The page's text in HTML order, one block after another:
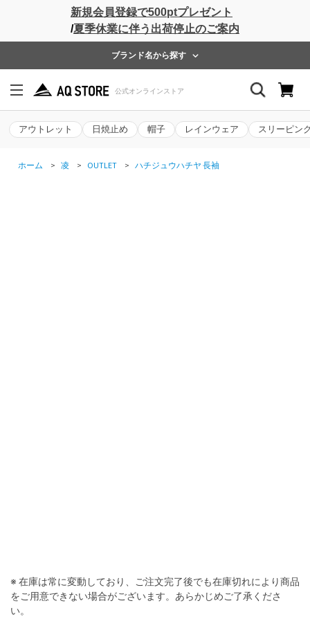
新規会員登録で500ptプレゼント
/夏季休業に伴う出荷停止のご案内
ブランド名から探す
アウトレット 日焼止め 帽子 レインウェア スリーピン
ホーム > 凌 > OUTLET > ハチジュウハチヤ 長袖
※ 在庫は常に変動しており、ご注文完了後でも在庫切れにより商品
をご用意できない場合がございます。あらかじめご了承くださ
い。